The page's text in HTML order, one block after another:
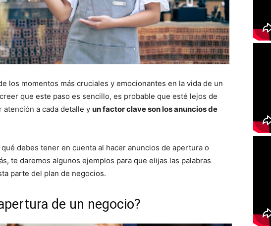
los momentos más cruciales y emocionantes en la vida de un
que este paso es sencillo, es probable que esté lejos de
a cada detalle y un factor clave son los anuncios de
debes tener en cuenta al hacer anuncios de apertura o
te daremos algunos ejemplos para que elijas las palabras
parte del plan de negocios.
de un negocio?